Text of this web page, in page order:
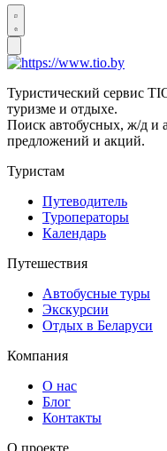
Туристический сервис
туризме и отдыхе.
Поиск автобусных, ж/д и
предложений и акций.
Туристам
Путеводитель
Туроператоры
Календарь
Путешествия
Автобусные туры
Экскурсии
Отдых в Беларуси
Компания
О нас
Блог
Контакты
О проекте